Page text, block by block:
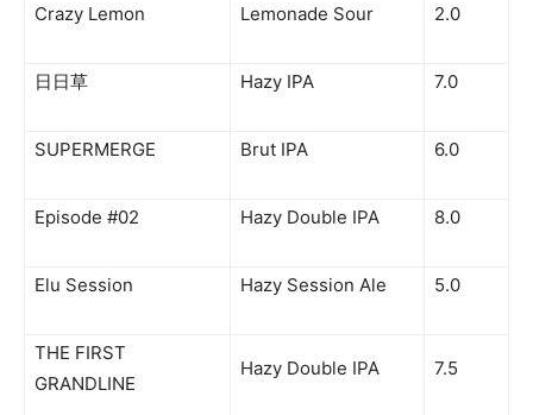
Crazy Lemon Lemonade Sour 2.0
日日草 Hazy IPA 7.0
SUPERMERGE Brut IPA 6.0
Episode #02 Hazy Double IPA 8.0
Elu Session Hazy Session Ale 5.0
THE FIRST
GRANDLINE
Hazy Double IPA 7.5